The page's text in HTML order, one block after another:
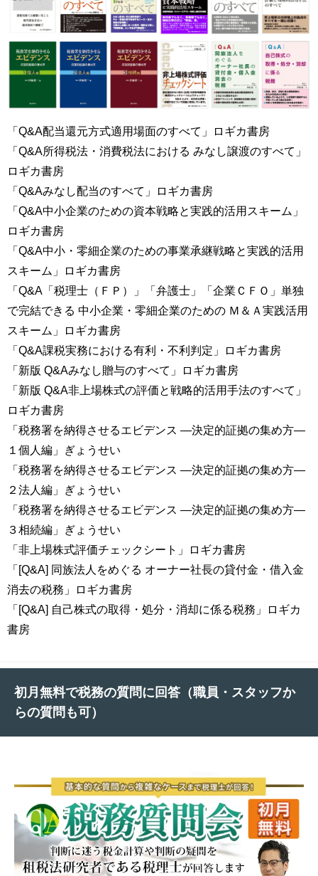
「Q&A配当還元方式適用場面のすべて」ロギカ書房
「Q&A所得税法・消費税法における みなし譲渡のすべて」
ロギカ書房
「Q&Aみなし配当のすべて」ロギカ書房
「Q&A中小企業のための資本戦略と実践的活用スキーム」
ロギカ書房
「Q&A中小・零細企業のための事業承継戦略と実践的活用
スキーム」ロギカ書房
「Q&A「税理士（ＦＰ）」「弁護士」「企業ＣＦＯ」単独
で完結できる 中小企業・零細企業のための Ｍ＆Ａ実践活用
スキーム」ロギカ書房
「Q&A課税実務における有利・不利判定」ロギカ書房
「新版 Q&Aみなし贈与のすべて」ロギカ書房
「新版 Q&A非上場株式の評価と戦略的活用手法のすべて」
ロギカ書房
「税務署を納得させるエビデンス ―決定的証拠の集め方―
１個人編」ぎょうせい
「税務署を納得させるエビデンス ―決定的証拠の集め方―
２法人編」ぎょうせい
「税務署を納得させるエビデンス ―決定的証拠の集め方―
３相続編」ぎょうせい
「非上場株式評価チェックシート」ロギカ書房
「[Q&A] 同族法人をめぐる オーナー社長の貸付金・借入金
消去の税務」ロギカ書房
「[Q&A] 自己株式の取得・処分・消却に係る税務」ロギカ
書房
初月無料で税務の質問に回答（職員・スタッフか
らの質問も可）